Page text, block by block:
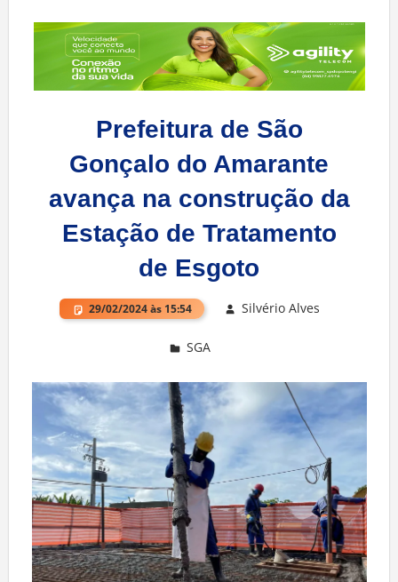
Prefeitura de São
Gonçalo do Amarante
avança na construção da
Estação de Tratamento
de Esgoto
29/02/2024 às 15:54 Silvério Alves
SGA